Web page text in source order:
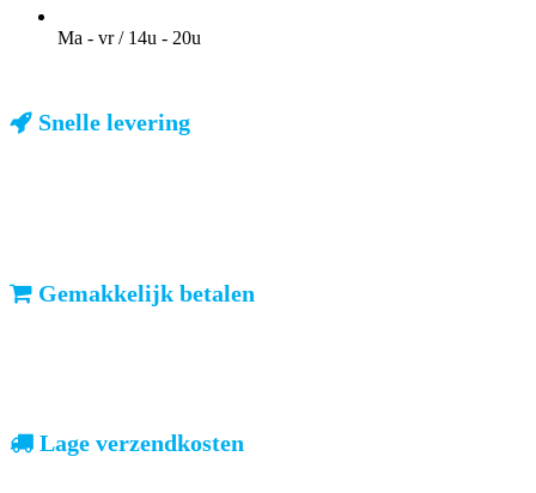
Ma - vr / 14u - 20u
Snelle levering
Gemakkelijk betalen
Lage verzendkosten